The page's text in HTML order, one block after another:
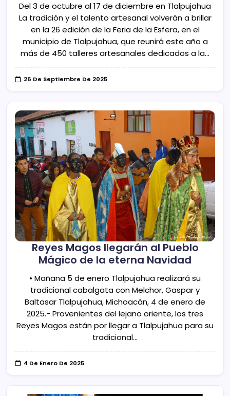
Del 3 de octubre al 17 de diciembre en Tlalpujahua
La tradición y el talento artesanal volverán a brillar
en la 26 edición de la Feria de la Esfera, en el
municipio de Tlalpujahua, que reunirá este año a
más de 450 talleres artesanales dedicados a la…
26 De Septiembre De 2025
Reyes Magos llegarán al Pueblo
Mágico de la eterna Navidad
• Mañana 5 de enero Tlalpujahua realizará su
tradicional cabalgata con Melchor, Gaspar y
Baltasar Tlalpujahua, Michoacán, 4 de enero de
2025.- Provenientes del lejano oriente, los tres
Reyes Magos están por llegar a Tlalpujahua para su
tradicional…
4 De Enero De 2025